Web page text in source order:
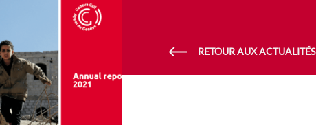
RETOUR AUX ACTUALITÉS